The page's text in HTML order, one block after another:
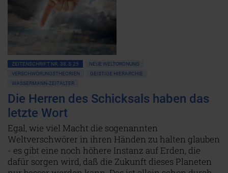
ZEITENSCHRIFT NR. 38, S.25
NEUE WELTORDNUNG
VERSCHWÖRUNGSTHEORIEN
GEISTIGE HIERARCHIE
WASSERMANN-ZEITALTER
Die Herren des Schicksals haben das
letzte Wort
Egal, wie viel Macht die sogenannten
Weltverschwörer in ihren Händen zu halten glauben
- es gibt eine noch höhere Instanz auf Erden, die
dafür sorgen wird, daß die Zukunft dieses Planeten